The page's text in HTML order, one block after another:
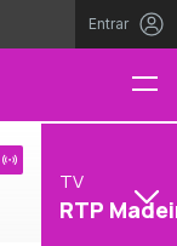
Entrar
TV
RTP